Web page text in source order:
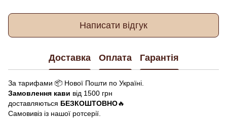
Написати відгук
Доставка Оплата Гарантія
За тарифами 📦 Нової Пошти по Україні.
Замовлення кави від 1500 грн
доставляються БЕЗКОШТОВНО🔥
Самовивіз із нашої ротсерії.